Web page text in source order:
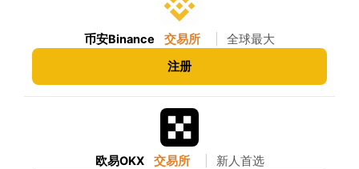
币安Binance 交易所 全球最大
注册
欧易OKX 交易所 新人首选